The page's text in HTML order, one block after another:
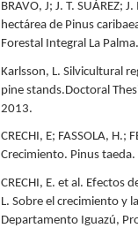
BRAVO, J; J. T.
hectárea de Pinus
Forestal Integral La
Karlsson, L. Silvicultural
pine stands.Doctoral
2013.
CRECHI, E; FASSOLA, H.;
Crecimiento. Pinus
CRECHI, E. et al. Efectos
L. Sobre el crecimiento y
Departamento Iguazú,